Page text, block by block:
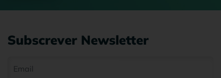
Subscrever Newsletter